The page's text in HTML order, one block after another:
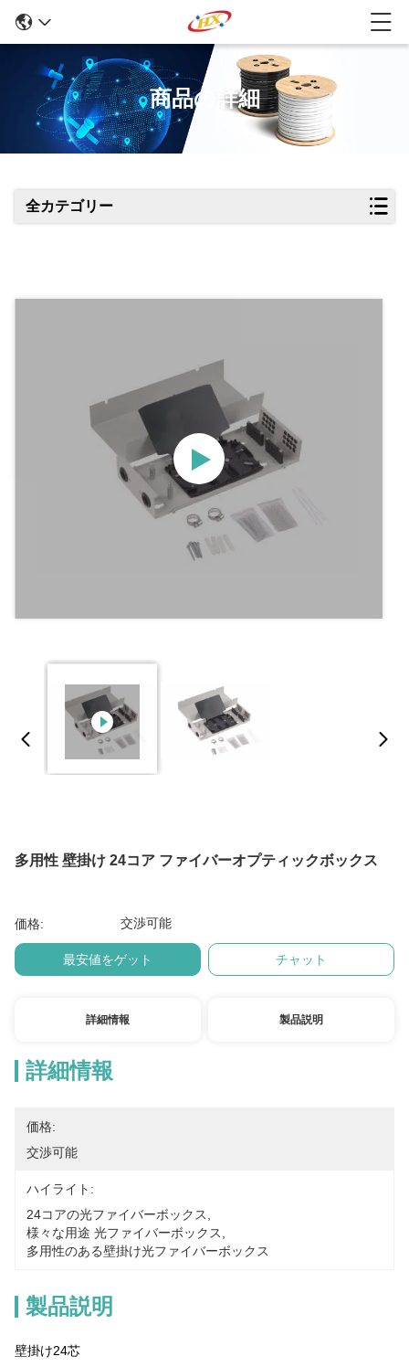
商品の詳細
全カテゴリー
多用性 壁掛け 24コア ファイバーオプティックボックス
価格: 交渉可能
最安値をゲット チャット
詳細情報 製品説明
詳細情報
価格:
交渉可能
ハイライト:
24コアの光ファイバーボックス
様々な用途 光ファイバーボックス
多用性のある壁掛け光ファイバーボックス
製品説明
壁掛け24芯